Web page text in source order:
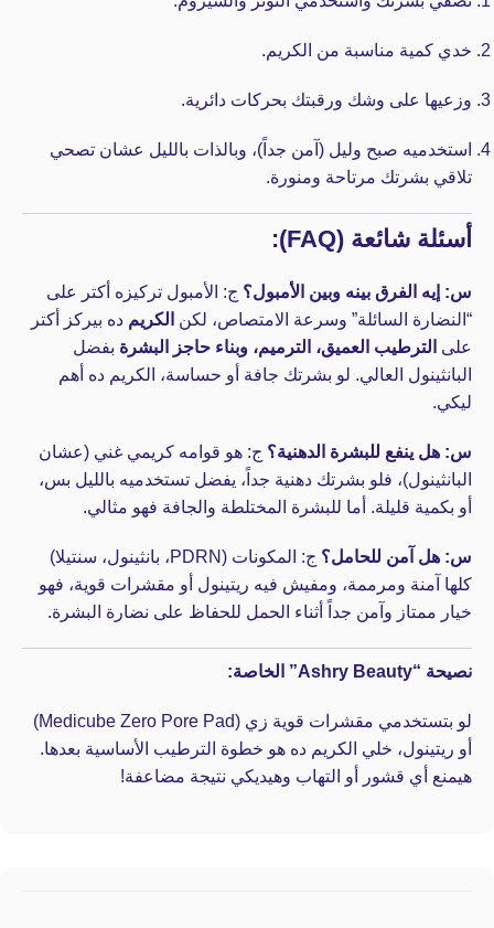
خدي كمية مناسبة من الكريم.
وزعيها على وشك ورقبتك بحركات دائرية.
استخدميه صبح وليل (آمن جداً)، وبالذات بالليل عشان تصحي
تلاقي بشرتك مرتاحة ومنورة.
أسئلة شائعة (FAQ):
س: إيه الفرق بينه وبين الأمبول؟ ج: الأمبول تركيزه أكتر على
“النضارة السائلة” وسرعة الامتصاص، لكن الكريم ده بيركز أكتر
على الترطيب العميق، الترميم، وبناء حاجز البشرة بفضل
البانثينول العالي. لو بشرتك جافة أو حساسة، الكريم ده أهم
ليكي.
س: هل ينفع للبشرة الدهنية؟ ج: هو قوامه كريمي غني (عشان
البانثينول)، فلو بشرتك دهنية جداً، يفضل تستخدميه بالليل بس،
أو بكمية قليلة. أما للبشرة المختلطة والجافة فهو مثالي.
س: هل آمن للحامل؟
ج: المكونات (PDRN، بانثينول، سنتيلا)
كلها آمنة ومرممة، ومفيش فيه ريتينول أو مقشرات قوية، فهو
خيار ممتاز وآمن جداً أثناء الحمل للحفاظ على نضارة البشرة.
نصيحة “Ashry Beauty” الخاصة:
لو بتستخدمي مقشرات قوية زي (Medicube Zero Pore Pad)
أو ريتينول، خلي الكريم ده هو خطوة الترطيب الأساسية بعدها.
هيمنع أي قشور أو التهاب وهيديكي نتيجة مضاعفة!